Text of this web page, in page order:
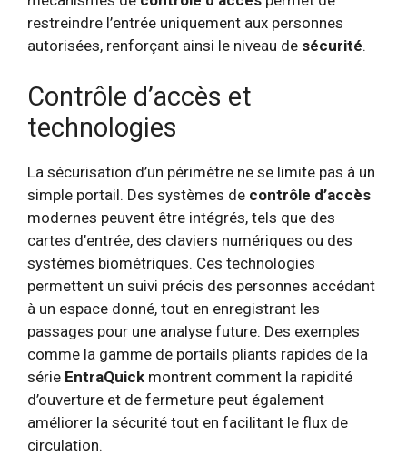
restreindre l’entrée uniquement aux personnes
autorisées, renforçant ainsi le niveau de sécurité.
Contrôle d’accès et
technologies
La sécurisation d’un périmètre ne se limite pas à un
simple portail. Des systèmes de contrôle d’accès
modernes peuvent être intégrés, tels que des
cartes d’entrée, des claviers numériques ou des
systèmes biométriques. Ces technologies
permettent un suivi précis des personnes accédant
à un espace donné, tout en enregistrant les
passages pour une analyse future. Des exemples
comme la gamme de portails pliants rapides de la
série EntraQuick montrent comment la rapidité
d’ouverture et de fermeture peut également
améliorer la sécurité tout en facilitant le flux de
circulation.